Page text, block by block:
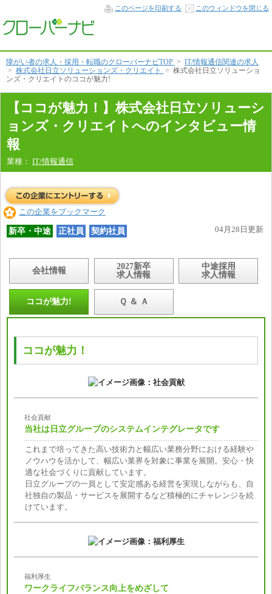
が
魅
本
文
へ
このページを印刷する このウィンドウを閉じる
障がい者の求人・採用・転職のクローバーナビTOP > IT/情報通信関連の求人
> 株式会社日立ソリューションズ・クリエイト > 株式会社日立ソリューショ
ンズ・クリエイトのココが魅力!
【ココが魅力！】株式会社日立ソリューシ
ョンズ・クリエイトへのインタビュー情
報
業種： IT/情報通信
この企業をブックマーク
新卒・中途 正社員 契約社員 04月28日更新
会社情報
2027新卒
求人情報
中途採用
求人情報
ココが魅力! Ｑ ＆ Ａ
ココが魅力！
社会貢献
当社は日立グループのシステムインテグレータです
これまで培ってきた高い技術力と幅広い業務分野における経験や
ノウハウを活かして、幅広い業界を対象に事業を展開。安心・快
適な社会づくりに貢献しています。
日立グループの一員として安定感ある経営を実現しながらも、自
社独自の製品・サービスを展開するなど積極的にチャレンジを続
けています。
福利厚生
ワークライフバランス向上をめざして